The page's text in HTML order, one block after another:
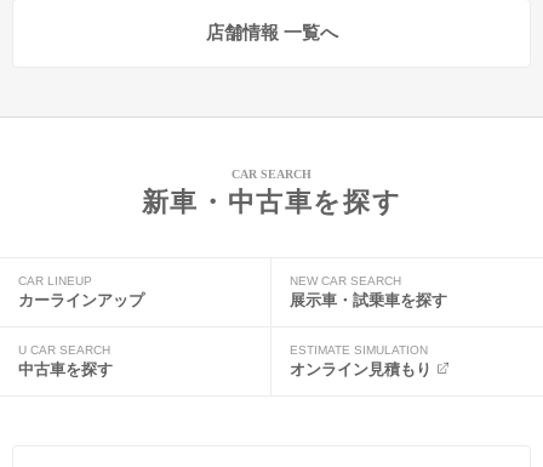
店舗情報 一覧へ
CAR SEARCH
新車・中古車を探す
CAR LINEUP
カーラインアップ
NEW CAR SEARCH
展示車・試乗車を探す
U CAR SEARCH
中古車を探す
ESTIMATE SIMULATION
オンライン見積もり